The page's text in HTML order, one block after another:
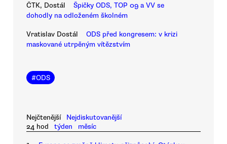
ČTK, Dostál
Špičky ODS, TOP 09 a VV se
dohodly na odloženém školném
Vratislav Dostál
ODS před kongresem: v krizi
maskované utrpěným vítězstvím
#ODS
Nejčtenější
Nejdiskutovanější
24 hod
týden měsíc